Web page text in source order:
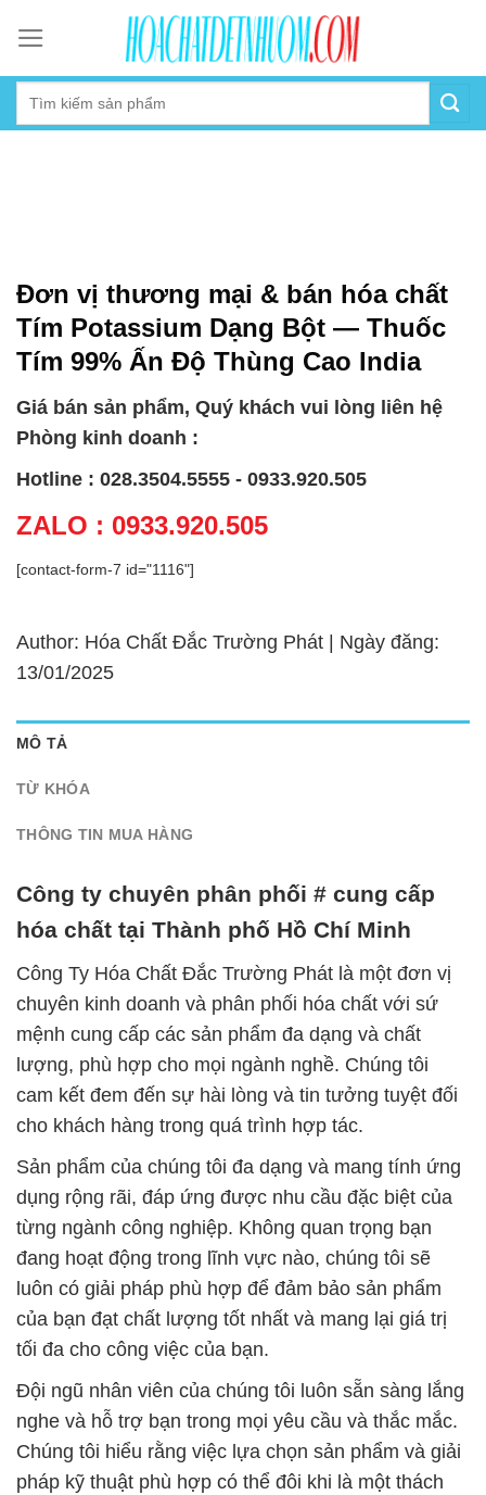
content
Đơn vị thương mại & bán hóa chất
Tím Potassium Dạng Bột — Thuốc
Tím 99% Ấn Độ Thùng Cao India
Giá bán sản phẩm, Quý khách vui lòng liên hệ
Phòng kinh doanh :
Hotline : 028.3504.5555 - 0933.920.505
ZALO : 0933.920.505
[contact-form-7 id="1116"]
Author: Hóa Chất Đắc Trường Phát | Ngày đăng:
13/01/2025
MÔ TẢ
TỪ KHÓA
THÔNG TIN MUA HÀNG
Công ty chuyên phân phối # cung cấp
hóa chất tại Thành phố Hồ Chí Minh
Công Ty Hóa Chất Đắc Trường Phát là một đơn vị
chuyên kinh doanh và phân phối hóa chất với sứ
mệnh cung cấp các sản phẩm đa dạng và chất
lượng, phù hợp cho mọi ngành nghề. Chúng tôi
cam kết đem đến sự hài lòng và tin tưởng tuyệt đối
cho khách hàng trong quá trình hợp tác.
Sản phẩm của chúng tôi đa dạng và mang tính ứng
dụng rộng rãi, đáp ứng được nhu cầu đặc biệt của
từng ngành công nghiệp. Không quan trọng bạn
đang hoạt động trong lĩnh vực nào, chúng tôi sẽ
luôn có giải pháp phù hợp để đảm bảo sản phẩm
của bạn đạt chất lượng tốt nhất và mang lại giá trị
tối đa cho công việc của bạn.
Đội ngũ nhân viên của chúng tôi luôn sẵn sàng lắng
nghe và hỗ trợ bạn trong mọi yêu cầu và thắc mắc.
Chúng tôi hiểu rằng việc lựa chọn sản phẩm và giải
pháp kỹ thuật phù hợp có thể đôi khi là một thách